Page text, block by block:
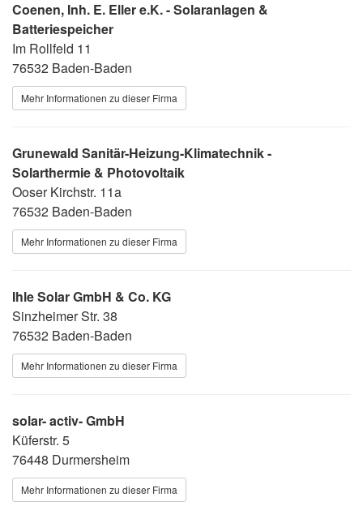
Coenen, Inh. E. Eller e.K. - Solaranlagen &
Batteriespeicher
Im Rollfeld 11
76532 Baden-Baden
Mehr Informationen zu dieser Firma
Grunewald Sanitär-Heizung-Klimatechnik -
Solarthermie & Photovoltaik
Ooser Kirchstr. 11a
76532 Baden-Baden
Mehr Informationen zu dieser Firma
Ihle Solar GmbH & Co. KG
Sinzheimer Str. 38
76532 Baden-Baden
Mehr Informationen zu dieser Firma
solar- activ- GmbH
Küferstr. 5
76448 Durmersheim
Mehr Informationen zu dieser Firma